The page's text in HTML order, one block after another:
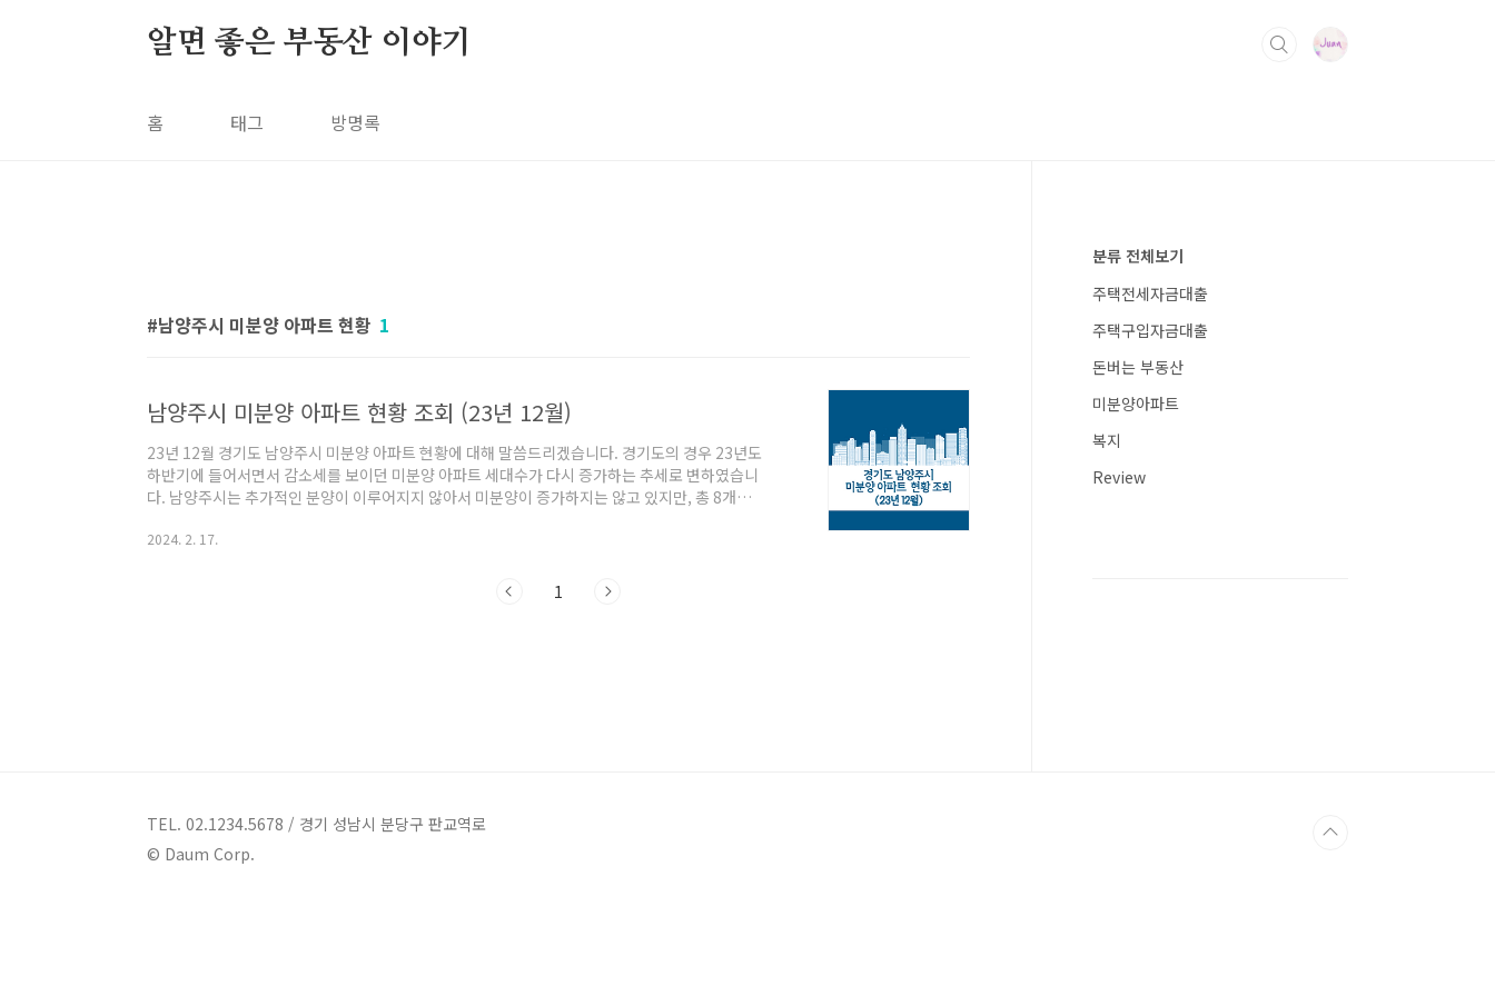
알면 좋은 부동산 이야기
홈 태그 방명록
남양주시 미분양 아파트 현황 1
남양주시 미분양 아파트 현황 조회 (23년 12월)
23년 12월 경기도 남양주시 미분양 아파트 현황에 대해 말씀드리겠습니다. 경기도의 경우 23년도
하반기에 들어서면서 감소세를 보이던 미분양 아파트 세대수가 다시 증가하는 추세로 변하였습니
다. 남양주시는 추가적인 분양이 이루어지지 않아서 미분양이 증가하지는 않고 있지만, 총 8개단
있습니다. 보다 자세한 지역별 미분양 아파트의 흐름과 미분양 아파트 리스트를 확인하려면 아래
12월 기준 경기도 전체에 대한 미분양 아파트에 대한 상세한 내용은 아래 첨부 파일을 통해 확인할
2024. 2. 17.
1
분류 전체보기
주택전세자금대출
주택구입자금대출
돈버는 부동산
미분양아파트
복지
Review
TEL. 02.1234.5678 / 경기 성남시 분당구 판교역로
© Daum Corp.